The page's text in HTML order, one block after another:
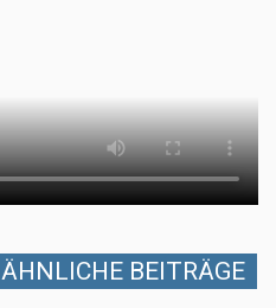
ÄHNLICHE BEITRÄGE